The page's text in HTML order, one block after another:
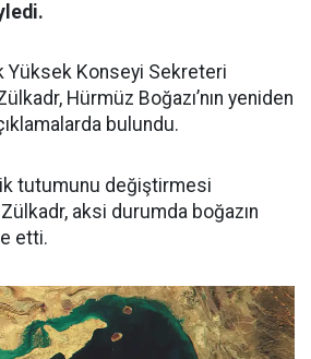
Yüksek Konseyi Sekreteri
Hürmüz Boğazı’nın yeniden
bulundu.
tutumunu değiştirmesi
aksi durumda boğazın
etti.